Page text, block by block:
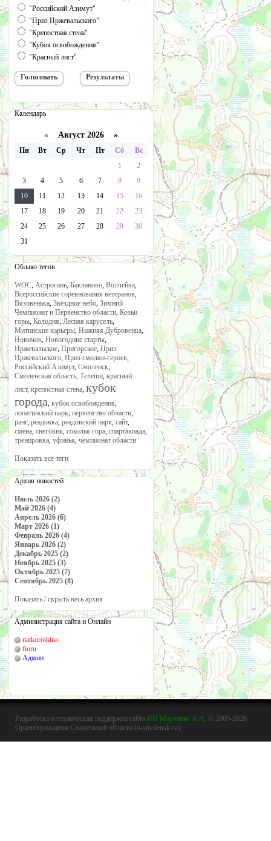
"Российский Азимут"
"Приз Пржевальского"
"Крепостная стена"
"Кубок освобождения"
"Красный лист"
Календарь
« Август 2026 »
Пн Вт Ср Чт Пт Сб
Вс
1
2
3
4 5 6 7 8
9
10
11 12 13 14 15
16
17
18 19 20 21 22
23
24
25 26 27 28 29
30
31
Облако тегов
WOC, Астрогань, Бакланово, Волчейка,
Всероссийские соревнования ветеранов,
Вязовенька, Звёздное небо, Зимний
Чемпионат и Первенство области, Козьи
горы, Колодня, Лесная карусель,
Митинские карьеры, Нижняя Дубровенка,
Новичок, Новогодние старты,
Пржевальское, Пригорское, Приз
Пржевальского, Приз смолян-героев,
Российский Азимут, Смоленск,
Смоленская область, Телеши, красный
лист, крепостная стена, кубок
города, кубок освобождения,
лопатинский парк, первенство области,
ранг, реадовка, реадовский парк, сайт,
смена, снеговик, соколья гора, спартакиада,
тренировка, уфинья, чемпионат области
Показать все теги
Архив новостей
Июль 2026 (2)
Май 2026 (4)
Апрель 2026 (6)
Март 2026 (1)
Февраль 2026 (4)
Январь 2026 (2)
Декабрь 2025 (2)
Ноябрь 2025 (3)
Октябрь 2025 (7)
Сентябрь 2025 (8)
Показать / скрыть весь архив
Администрация сайта и Онлайн
natkorotkina
fioru
Админ
Разработка и техническая поддержка сайта ИП Марченко А.А. © 2009-2026
Ориентировщики Смоленской области (o-smolensk.ru)